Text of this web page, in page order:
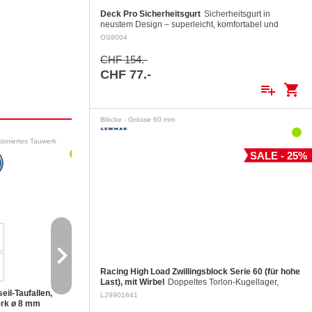
Tauwerk
Taufallen,
ø 8 mm
Kit Superglide
navigate_next
Deck Pro Sicherheitsgurt Sicherheitsgurt in
neustem Design – superleicht, komfortabel und
einfach anzulegen. Auch ideal auf Booten, wo die
OS9004
CHF 154.-
CHF 77.-
playlist_add shopping_cart
Blöcke - Grösse 60 mm
SALE - 25%
Racing High Load Zwillingsblock Serie 60 (für hohe
Last), mit Wirbel Doppeltes Torlon-Kugellager,
Backen aus gefrästem Aluminium, Rolle aus
L29901641